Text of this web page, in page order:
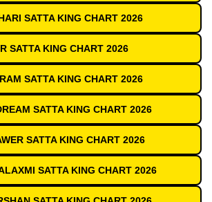
SATTA KING CHART 2026
SATTA KING CHART 2026
SATTA KING CHART 2026
SATTA KING CHART 2026
SATTA KING CHART 2026
SATTA KING CHART 2026